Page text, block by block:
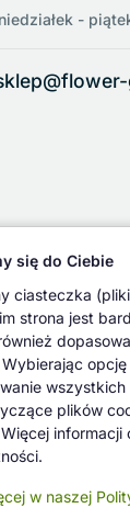
-
się do Ciebie
ciasteczka
strona jest
plików
w naszej